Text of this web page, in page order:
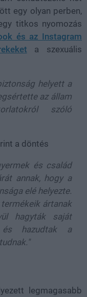
egy olyan perben,
titkos nyomozás
és az Instagram
a szexuális
helyett a
az állam
szóló
a döntés
és család
annak, hogy a
elé helyezte.
ártanak
hagyták saját
és hazudtak a
legmagasabb